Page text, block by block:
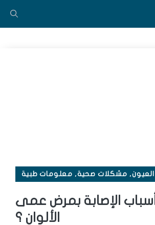
,مشكلات صحية,معلومات طبية
الإصابة بمرض عمى
الألوان ؟